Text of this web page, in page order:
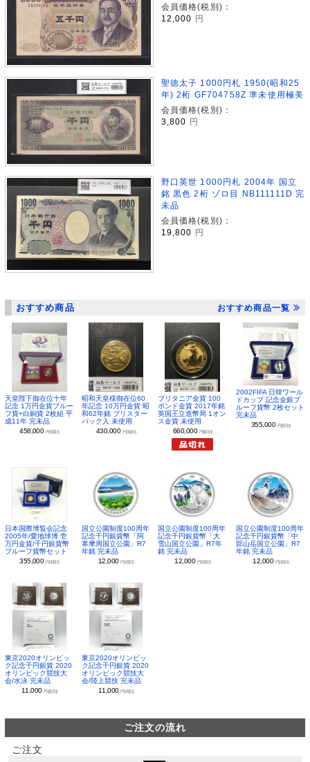
会員価格(税別)：
12,000 円
聖徳太子 1000円札 1950(昭和25
年) 2桁 GF704758Z 準未使用極美
会員価格(税別)：
3,800
円
野口英世 1000円札 2004年 国立
銘 黒色 2桁 ゾロ目 NB111111D 完
未品
会員価格(税別)：
19,800
円
おすすめ商品 おすすめ商品一覧
天皇陛下御在位十年
記念 1万円金貨プルー
フ貨+白銅貨 2枚組 平
成11年 完未品
458,000 円(税別)
昭和天皇様御在位60
年記念 10万円金貨 昭
和62年銘 ブリスター
パック入 未使用
430,000 円(税別)
ブリタニア金貨 100
ポンド金貨 2017年銘
英国王立造幣局 1オン
ス金貨 未使用
660,000 円(税別)
2002FIFA 日韓ワール
ドカップ 記念金銀プ
ルーフ貨幣 2枚セット
完未品
355,000 円(税別)
日本国際博覧会記念
2005年/愛地球博 壱
万円金貨/千円銀貨幣
プルーフ貨幣セット
355,000 円(税別)
国立公園制度100周年
記念千円銀貨幣「阿
寒摩周国立公園」R7
年銘 完未品
12,000 円(税別)
国立公園制度100周年
記念千円銀貨幣「大
雪山国立公園」R7年
銘 完未品
12,000 円(税別)
国立公園制度100周年
記念千円銀貨幣「中
部山岳国立公園」R7
年銘 完未品
12,000 円(税別)
東京2020オリンピッ
ク記念千円銀貨 2020
オリンピック競技大
会/水泳 完未品
11,000円(税別)
東京2020オリンピッ
ク記念千円銀貨 2020
オリンピック競技大
会/陸上競技 完未品
11,000 円(税別)
ご注文の流れ
ご注文